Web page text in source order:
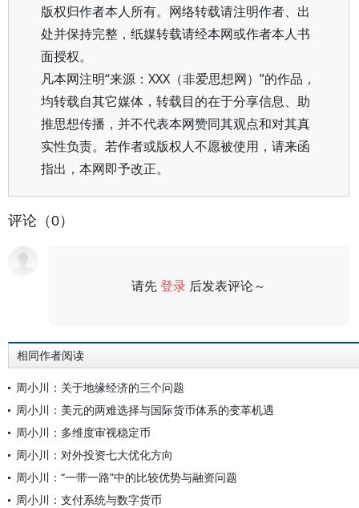
版权归作者本人所有。网络转载请注明作者、出
处并保持完整，纸媒转载请经本网或作者本人书
面授权。
凡本网注明“来源：XXX（非爱思想网）”的作品，
均转载自其它媒体，转载目的在于分享信息、助
推思想传播，并不代表本网赞同其观点和对其真
实性负责。若作者或版权人不愿被使用，请来函
指出，本网即予改正。
评论（0）
请先登录 后发表评论～
相同作者阅读
周小川：关于地缘经济的三个问题
周小川：美元的两难选择与国际货币体系的变革机遇
周小川：多维度审视稳定币
周小川：对外投资七大优化方向
周小川：“一带一路”中的比较优势与融资问题
周小川：支付系统与数字货币